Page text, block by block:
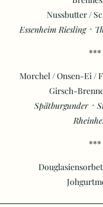
Nussbutter /
Essenheim Riesling ^
***
Morchel / Onsen-Ei /
Girsch-
Spätburgunder ^
***